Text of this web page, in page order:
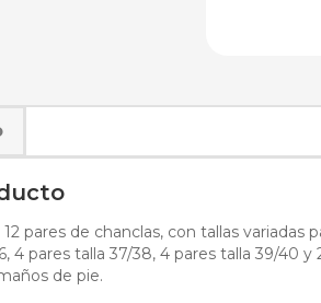
pares de chanclas, con tallas variadas
4 pares talla 37/38, 4 pares talla 39/40 y
de pie.